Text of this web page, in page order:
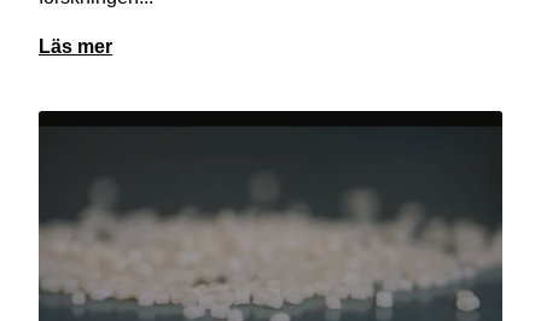
Läs mer